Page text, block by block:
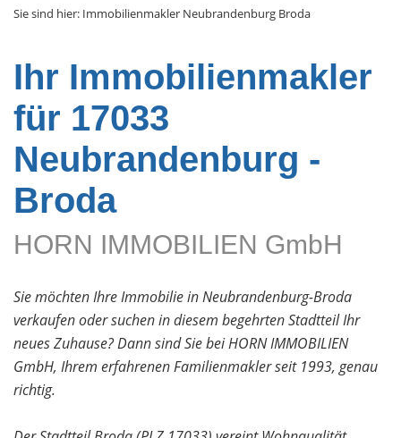
Sie sind hier: Immobilienmakler Neubrandenburg Broda
Ihr Immobilienmakler
für 17033
Neubrandenburg -
Broda
HORN IMMOBILIEN GmbH
Sie möchten Ihre Immobilie in Neubrandenburg-Broda
verkaufen oder suchen in diesem begehrten Stadtteil Ihr
neues Zuhause? Dann sind Sie bei HORN IMMOBILIEN
GmbH, Ihrem erfahrenen Familienmakler seit 1993, genau
richtig.